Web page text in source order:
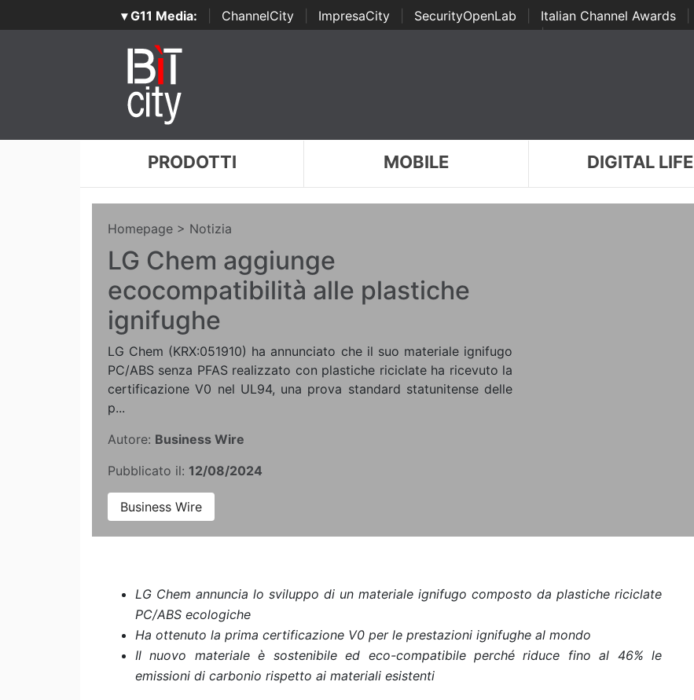
▾ G11 Media: ChannelCity ImpresaCity SecurityOpenLab Italian Channel Awards
Awards | ...
PRODOTTI MOBILE DIGITAL LIFE
Homepage > Notizia
LG Chem aggiunge
ecocompatibilità alle plastiche
ignifughe
LG Chem (KRX:051910) ha annunciato che il suo materiale ignifugo
PC/ABS senza PFAS realizzato con plastiche riciclate ha ricevuto la
certificazione V0 nel UL94, una prova standard statunitense delle
p...
Autore: Business Wire
Pubblicato il: 12/08/2024
Business Wire
LG Chem annuncia lo sviluppo di un materiale ignifugo composto da plastiche riciclate
PC/ABS ecologiche
Ha ottenuto la prima certificazione V0 per le prestazioni ignifughe al mondo
Il nuovo materiale è sostenibile ed eco-compatibile perché riduce fino al 46% le
emissioni di carbonio rispetto ai materiali esistenti